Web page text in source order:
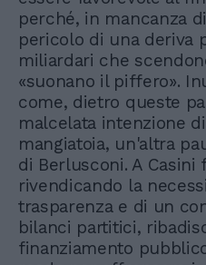
perché, in mancanza
pericolo di una deriva
miliardari che
«suonano il piffero».
come, dietro queste
malcelata intenzione
mangiatoia, un'altra
di Berlusconi. A Casini
rivendicando la
trasparenza e di un
bilanci partitici,
finanziamento